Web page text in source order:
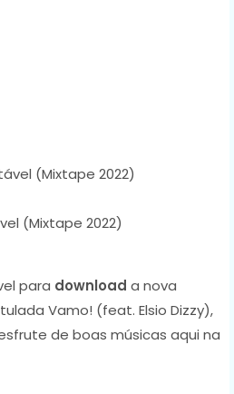
(Mixtape 2022)
para download a nova
Vamo! (feat. Elsio Dizzy),
de boas músicas aqui na